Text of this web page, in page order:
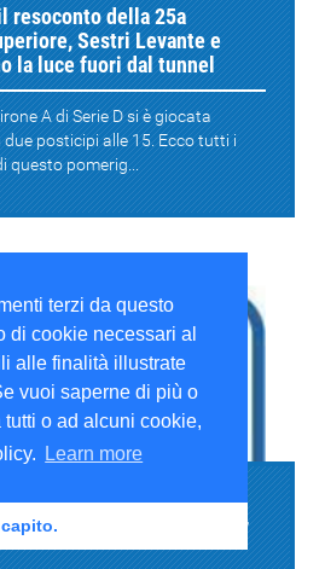
terzi da questo
di cookie necessari al
alle finalità illustrate
vuoi saperne di più o
o ad alcuni cookie,
Learn more
resoconto della 25a
Sestri Levante e
la luce fuori dal tunnel
A di Serie D si è giocata
posticipi alle 15. Ecco tutti i
questo pomerig...
resoconto della 24a
misura, occasione persa per